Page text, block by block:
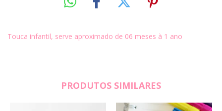
Touca infantil, serve aproximado de 06 meses à 1 ano
PRODUTOS SIMILARES